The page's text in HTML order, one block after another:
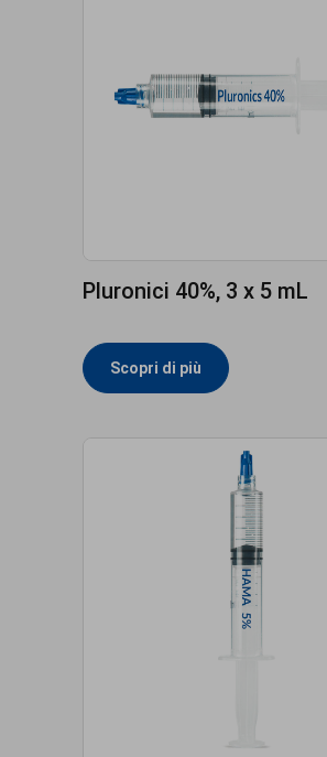
Pluronici 40%, 3 x 5 mL
Scopri di più